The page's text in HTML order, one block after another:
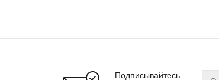
Подписывайтесь